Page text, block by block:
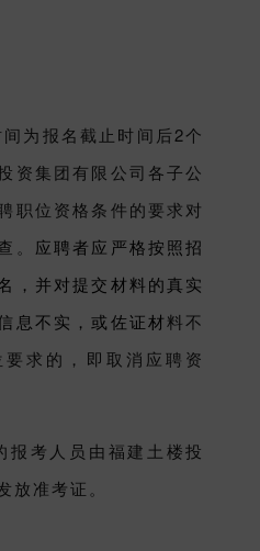
为报名截止时间后2个
资集团有限公司各子公
职位资格条件的要求对
。 应聘者应严格按照招
，并对提交材料的真实
息不实，或佐证材料不
求的，即取消应聘资
考人员由福建土楼投
放准考证。